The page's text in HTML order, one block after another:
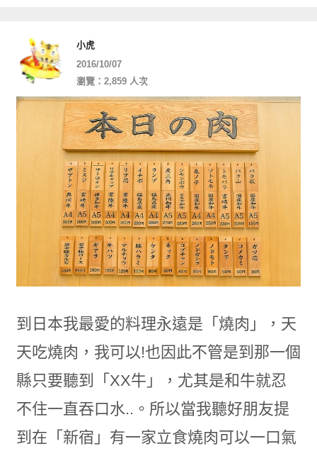
小虎
2016/10/07
瀏覽：2,859 人次
到日本我最愛的料理永遠是「燒肉」，天
天吃燒肉，我可以!也因此不管是到那一個
縣只要聽到「XX牛」，尤其是和牛就忍
不住一直吞口水..。所以當我聽好朋友提
到在「新宿」有一家立食燒肉可以一口氣